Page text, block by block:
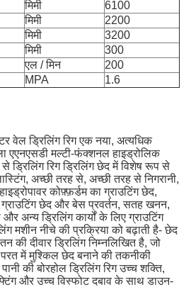
मिमी
6100
मिमी
2200
मिमी
3200
मिमी
300
एल / मिन
200
MPA 1.6
वेल ड्रिलिंग रिग एक नया, अत्यधिक
एएनएसडी मल्टी-फंक्शनल हाइड्रोलिक
ड्रिलिंग रिग ड्रिलिंग छेद में विशेष रूप से
अच्छी तरह से, अच्छी तरह से निगरानी,
कोफ़्फ़र्डम का ग्राउटिंग छेद,
छेद और बेस प्रवर्तन, सतह खनन,
और अन्य ड्रिलिंग कार्यों के लिए ग्राउटिंग
मशीन नीचे की प्रक्रिया को बढ़ाती है- छेद
दीवार ड्रिलिंग निम्नलिखित है, जो
में मुश्किल छेद बनाने की तकनीकी
की बोरहोल ड्रिलिंग रिग उच्च शक्ति,
और उच्च विस्फोट दबाव के साथ डाउन-